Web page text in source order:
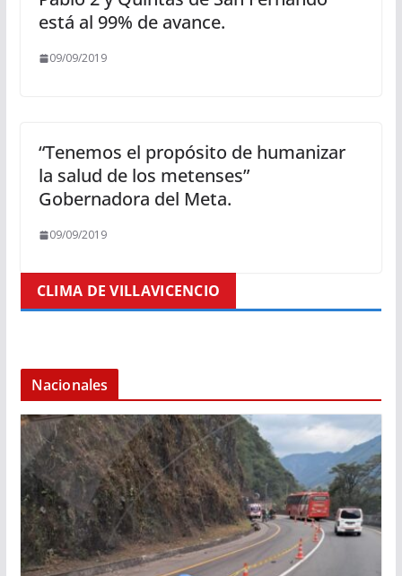
está al 99% de avance.
09/09/2019
“Tenemos el propósito de humanizar
la salud de los metenses”
Gobernadora del Meta.
09/09/2019
CLIMA DE VILLAVICENCIO
Nacionales